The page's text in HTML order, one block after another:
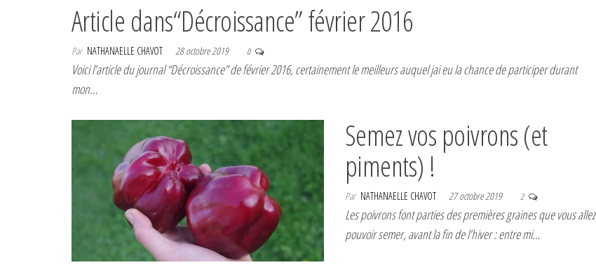
Article dans“Décroissance” février 2016
Par NATHANAELLE CHAVOT 28 octobre 2019 0
Voici l’article du journal “Décroissance” de février 2016, certainement le meilleurs auquel jai eu la chance de participer durant
mon…
Semez vos poivrons (et
piments) !
Par NATHANAELLE CHAVOT 27 octobre 2019 2
Les poivrons font parties des premières graines que vous allez
pouvoir semer, avant la fin de l’hiver : entre mi…